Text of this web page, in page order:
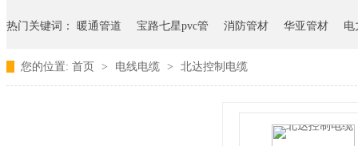
热门关键词： 暖通管道 宝路七星pvc管 消防管材 华亚管材 电
您的位置: 首页 > 电线电缆 > 北达控制电缆